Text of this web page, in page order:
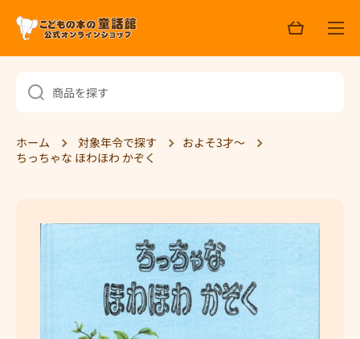
コンテンツへスキップ
ッ
ピ
ン
商品を探す
ホーム 対象年令で探す
およそ3才～
ちっちゃな ほわほわ かぞく